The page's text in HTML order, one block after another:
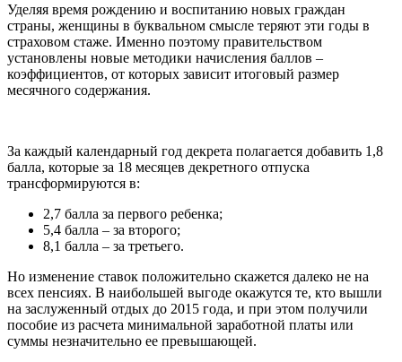
Уделяя время рождению и воспитанию новых граждан
страны, женщины в буквальном смысле теряют эти годы в
страховом стаже. Именно поэтому правительством
установлены новые методики начисления баллов –
коэффициентов, от которых зависит итоговый размер
месячного содержания.
За каждый календарный год декрета полагается добавить 1,8
балла, которые за 18 месяцев декретного отпуска
трансформируются в:
2,7 балла за первого ребенка;
5,4 балла – за второго;
8,1 балла – за третьего.
Но изменение ставок положительно скажется далеко не на
всех пенсиях. В наибольшей выгоде окажутся те, кто вышли
на заслуженный отдых до 2015 года, и при этом получили
пособие из расчета минимальной заработной платы или
суммы незначительно ее превышающей.